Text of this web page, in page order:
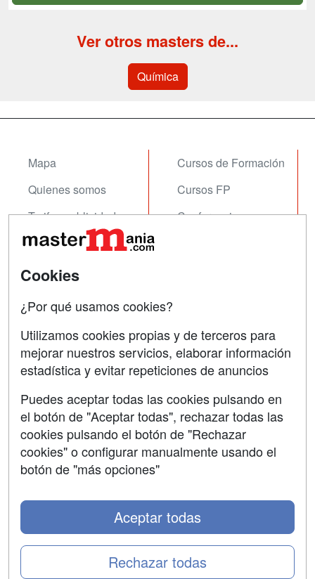
Ver otros masters de...
Química
Mapa
Quienes somos
Tarifas publicidad
Acceso Usuarios
Acceso Centros
Cursos de Formación
Cursos FP
Conferencias
Contactar
Confidencialidad
Aviso legal
Copyleft
Cookies
¿Por qué usamos cookies?
Utilizamos cookies propias y de terceros para
mejorar nuestros servicios, elaborar información
estadística y evitar repeticiones de anuncios
Puedes aceptar todas las cookies pulsando en
el botón de "Aceptar todas", rechazar todas las
cookies pulsando el botón de "Rechazar
cookies" o configurar manualmente usando el
botón de "más opciones"
Rechazar todas
Aceptar todas